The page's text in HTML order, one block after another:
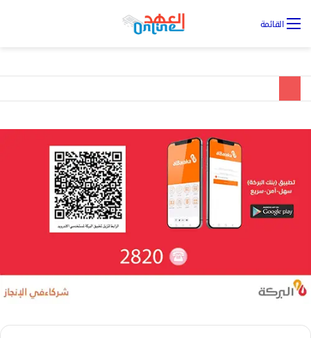
القائمة